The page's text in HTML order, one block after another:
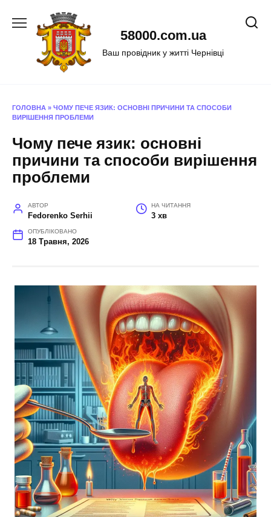
58000.com.ua
Ваш провідник у житті Чернівці
ГОЛОВНА » ЧОМУ ПЕЧЕ ЯЗИК: ОСНОВНІ ПРИЧИНИ ТА СПОСОБИ
ВИРІШЕННЯ ПРОБЛЕМИ
Чому пече язик: основні
причини та способи вирішення
проблеми
АВТОР
Fedorenko Serhii
НА ЧИТАННЯ
3 хв
ОПУБЛІКОВАНО
18 Травня, 2026